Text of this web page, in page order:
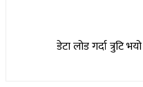
डेटा लोड गर्दा त्रुटि